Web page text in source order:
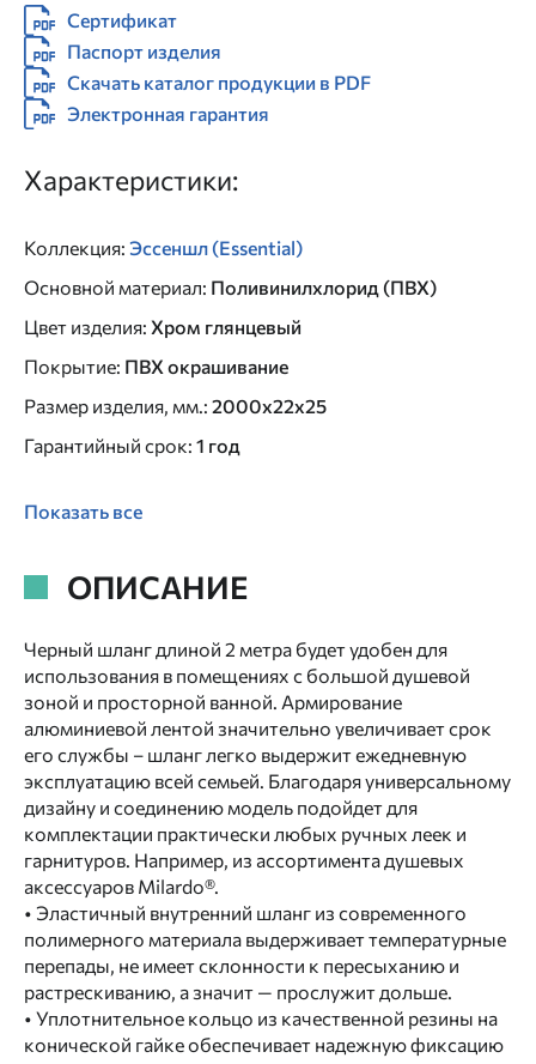
Сертификат
Паспорт изделия
Скачать каталог продукции в PDF
Электронная гарантия
Характеристики:
Коллекция: Эссеншл (Essential)
Основной материал: Поливинилхлорид (ПВХ)
Цвет изделия: Хром глянцевый
Покрытие: ПВХ окрашивание
Размер изделия, мм.: 2000x22x25
Гарантийный срок: 1 год
Показать все
ОПИСАНИЕ
Черный шланг длиной 2 метра будет удобен для
использования в помещениях с большой душевой
зоной и просторной ванной. Армирование
алюминиевой лентой значительно увеличивает срок
его службы – шланг легко выдержит ежедневную
эксплуатацию всей семьей. Благодаря универсальному
дизайну и соединению модель подойдет для
комплектации практически любых ручных леек и
гарнитуров. Например, из ассортимента душевых
аксессуаров Milardo®.
• Эластичный внутренний шланг из современного
полимерного материала выдерживает температурные
перепады, не имеет склонности к пересыханию и
растрескиванию, а значит — прослужит дольше.
• Уплотнительное кольцо из качественной резины на
конической гайке обеспечивает надежную фиксацию